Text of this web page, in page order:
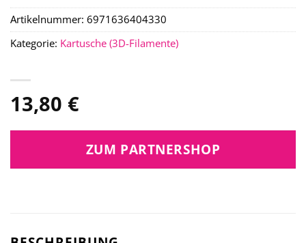
13,80 €
ZUM PARTNERSHOP
Artikelnummer: 6971636404330
Kategorie: Kartusche (3D-Filamente)